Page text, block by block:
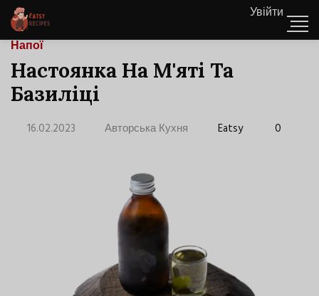
Увійти
Напої
Настоянка На М'яті Та
Базиліці
16.02.2023 Авторська Кухня Eatsy 0